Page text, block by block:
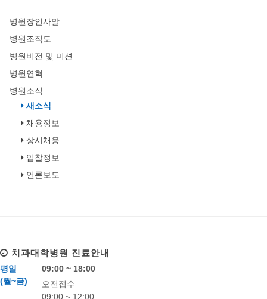
병원장인사말
병원조직도
병원비전 및 미션
병원연혁
병원소식
새소식
채용정보
상시채용
입찰정보
언론보도
치과대학병원 진료안내
평일
(월~금)
09:00 ~ 18:00
오전접수
09:00 ~ 12:00